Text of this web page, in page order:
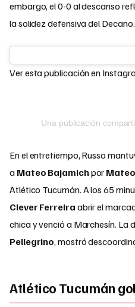
embargo, el 0-0 al descanso
la solidez defensiva del Decano.
Ver esta publicación en
Una publicación
En el entretiempo, Russo
a Mateo Bajamichpor
Atlético Tucumán. A los 65
Clever Ferreira abrir el
chica y venció a Marchesín. La
Pellegrino, mostró
Atlético Tucumán